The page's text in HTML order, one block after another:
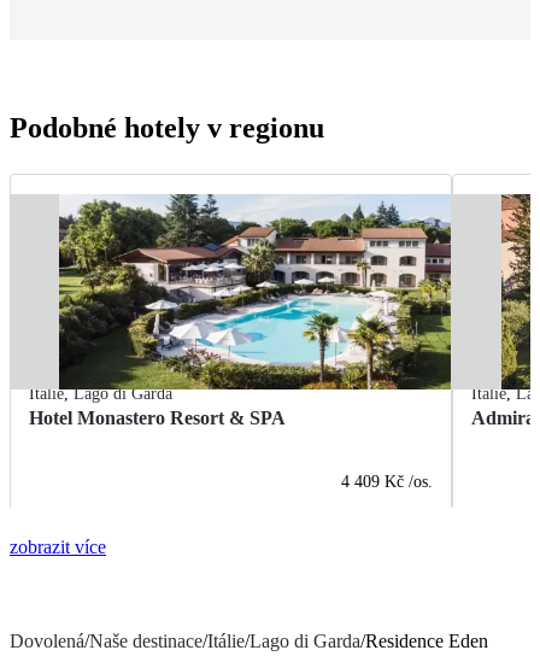
Podobné hotely v regionu
Itálie,Lago di Garda
Hotel Monastero Resort & SPA
4 409 Kč /os.
Itálie,
zobrazit více
Dovolená/Naše destinace/Itálie/Lago di Garda/Residence Eden